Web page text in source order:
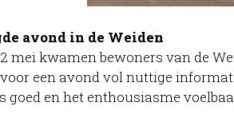
avond in de Weiden
mei kwamen bewoners van de
een avond vol nuttige
goed en het enthousiasme